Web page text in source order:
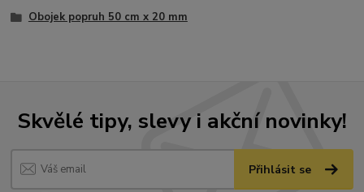
Obojek popruh 50 cm x 20 mm
Skvělé tipy, slevy i akční novinky!
Přihlásit se